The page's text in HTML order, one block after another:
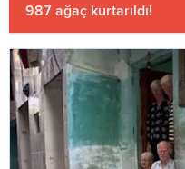
987 ağaç kurtarıldı!